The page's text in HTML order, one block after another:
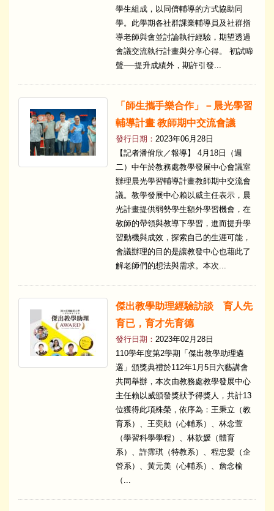
學生組成，以同儕輔導的方式協助同
學。此學期各社群課業輔導員及社群指
導老師與會並討論執行經驗，期望透過
會議交流執行計畫與分享心得。 初試啼
聲──提升成績外，期許引發...
「師生攜手樂合作」－晨光學習
輔導計畫 教師期中交流會議
發行日期： 2023年06月28日
【記者潘佾欣／報導】 4月18日（週
二）中午於教務處教學發展中心會議室
辦理晨光學習輔導計畫教師期中交流會
議。教學發展中心賴以威主任表示，晨
光計畫提供弱勢學生額外學習機會，在
教師的帶領與教導下學習，進而提升學
習動機與成效，探索自己的生涯可能，
會議辦理的目的是讓教發中心也藉此了
解老師們的想法與需求。本次...
傑出教學助理經驗訪談 育人先
育已，育才先育德
發行日期： 2023年02月28日
110學年度第2學期「傑出教學助理遴
選」頒獎典禮於112年1月5日六藝講會
共同舉辦，本次由教務處教學發展中心
主任賴以威頒發獎狀予得獎人，共計13
位獲得此項殊榮，依序為：王秉立（教
育系）、王奕勛（心輔系）、林念萱
（學習科學學程）、林歆媛（體育
系）、許霈琪（特教系）、程忠愛（企
管系）、黃元美（心輔系）、詹念榆
（...